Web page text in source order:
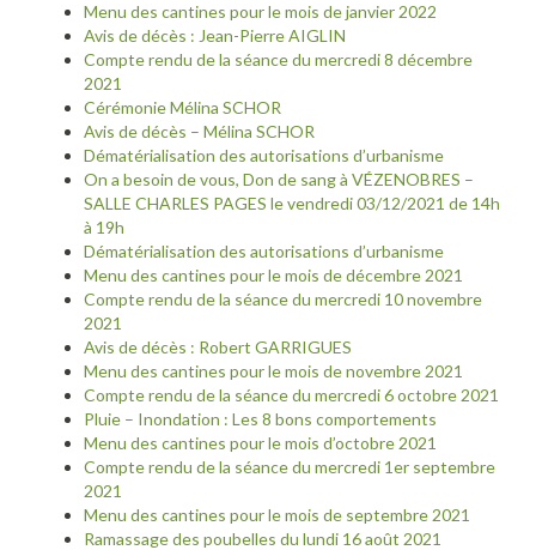
Menu des cantines pour le mois de janvier 2022
Avis de décès : Jean-Pierre AIGLIN
Compte rendu de la séance du mercredi 8 décembre
2021
Cérémonie Mélina SCHOR
Avis de décès – Mélina SCHOR
Dématérialisation des autorisations d’urbanisme
On a besoin de vous, Don de sang à VÉZENOBRES –
SALLE CHARLES PAGES le vendredi 03/12/2021 de 14h
à 19h
Dématérialisation des autorisations d’urbanisme
Menu des cantines pour le mois de décembre 2021
Compte rendu de la séance du mercredi 10 novembre
2021
Avis de décès : Robert GARRIGUES
Menu des cantines pour le mois de novembre 2021
Compte rendu de la séance du mercredi 6 octobre 2021
Pluie – Inondation : Les 8 bons comportements
Menu des cantines pour le mois d’octobre 2021
Compte rendu de la séance du mercredi 1er septembre
2021
Menu des cantines pour le mois de septembre 2021
Ramassage des poubelles du lundi 16 août 2021